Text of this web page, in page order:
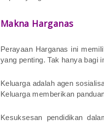
Makna Harganas
Perayaan Harganas ini
yang penting. Tak hanya bagi
Keluarga adalah agen
Keluarga memberikan
Kesuksesan pendidikan